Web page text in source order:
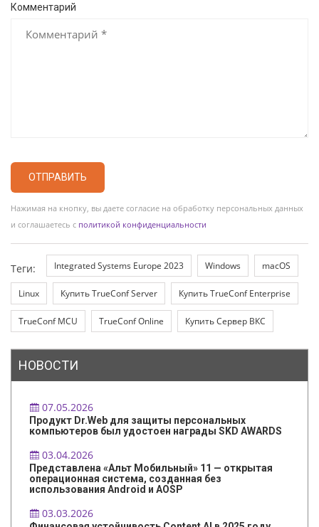
Комментарий
ОТПРАВИТЬ
Нажимая на кнопку, вы даете согласие на обработку персональных данных
и соглашаетесь с политикой конфиденциальности
Теги: Integrated Systems Europe 2023 Windows macOS
Linux Купить TrueConf Server Купить TrueConf Enterprise
TrueConf MCU TrueConf Online Купить Сервер ВКС
НОВОСТИ
07.05.2026
Продукт Dr.Web для защиты персональных
компьютеров был удостоен награды SKD AWARDS
03.04.2026
Представлена «Альт Мобильный» 11 — открытая
операционная система, созданная без
использования Android и AOSP
03.03.2026